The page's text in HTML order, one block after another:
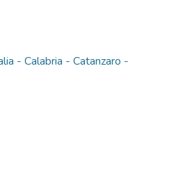
- Calabria - Catanzaro -